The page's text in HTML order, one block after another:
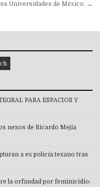
Universidades de México. →
PARA ESPACIOS Y
nexos de Ricardo Mejía
a ex policía texano tras
la orfandad por feminicidio: